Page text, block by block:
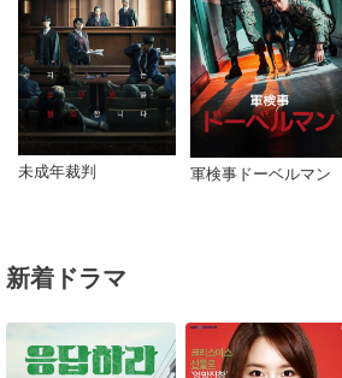
未成年裁判 軍検事ドーベルマン
新着ドラマ